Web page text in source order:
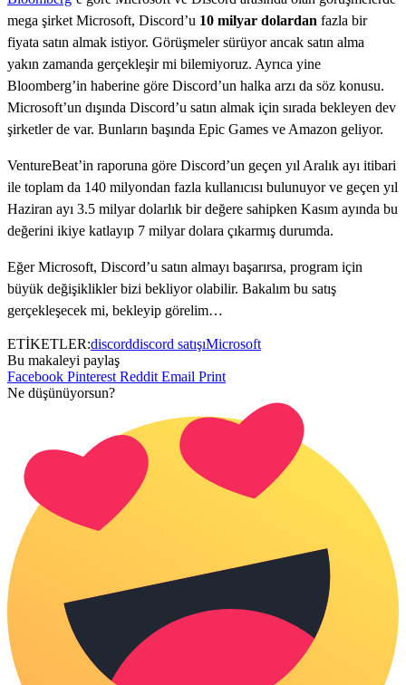
mega şirket Microsoft, Discord’u 10 milyar dolardan fazla bir
fiyata satın almak istiyor. Görüşmeler sürüyor ancak satın alma
yakın zamanda gerçekleşir mi bilemiyoruz. Ayrıca yine
Bloomberg’in haberine göre Discord’un halka arzı da söz konusu.
Microsoft’un dışında Discord’u satın almak için sırada bekleyen dev
şirketler de var. Bunların başında Epic Games ve Amazon geliyor.
VentureBeat’in raporuna göre Discord’un geçen yıl Aralık ayı itibari
ile toplam da 140 milyondan fazla kullanıcısı bulunuyor ve geçen yıl
Haziran ayı 3.5 milyar dolarlık bir değere sahipken Kasım ayında bu
değerini ikiye katlayıp 7 milyar dolara çıkarmış durumda.
Eğer Microsoft, Discord’u satın almayı başarırsa, program için
büyük değişiklikler bizi bekliyor olabilir. Bakalım bu satış
gerçekleşecek mi, bekleyip görelim…
ETİKETLER:discorddiscord satışıMicrosoft
Bu makaleyi paylaş
Facebook Pinterest Reddit Email Print
Ne düşünüyorsun?